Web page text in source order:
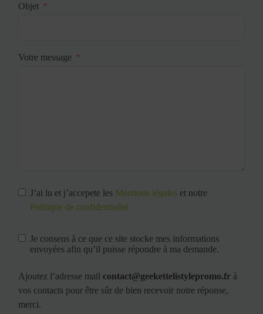
Objet
Votre message
J’ai lu et j’accepete les Mentions légales et notre
Politique de confidentialité
Je consens à ce que ce site stocke mes informations
envoyées afin qu’il puisse répondre à ma demande.
Ajoutez l’adresse mail contact@geekettelistylepromo.fr à
vos contacts pour être sûr de bien recevoir notre réponse,
merci.